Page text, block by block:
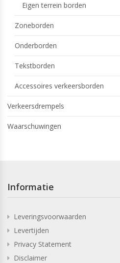
Eigen terrein borden
Zoneborden
Onderborden
Tekstborden
Accessoires verkeersborden
Verkeersdrempels
Waarschuwingen
Informatie
Leveringsvoorwaarden
Levertijden
Privacy Statement
Disclaimer